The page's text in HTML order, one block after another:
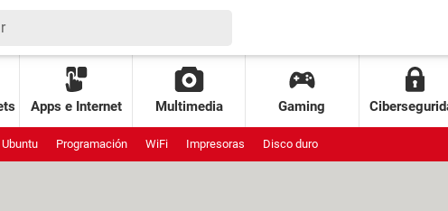
Apps e Internet Multimedia Gaming
Ubuntu Programación WiFi Impresoras Disco duro